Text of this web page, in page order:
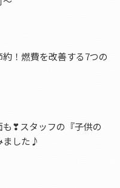
！燃費を改善する7つの
も❣スタッフの『子供の
ました♪